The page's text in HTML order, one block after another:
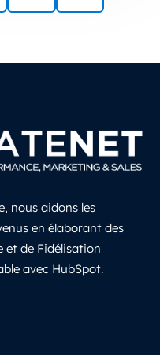
nous aidons les
en élaborant des
et de Fidélisation
avec HubSpot.